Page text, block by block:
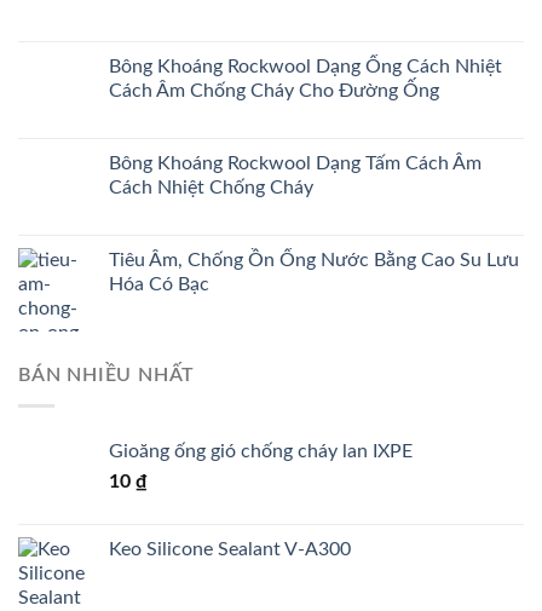
Bông Khoáng Rockwool Dạng Ống Cách Nhiệt
Cách Âm Chống Cháy Cho Đường Ống
Bông Khoáng Rockwool Dạng Tấm Cách Âm
Cách Nhiệt Chống Cháy
Tiêu Âm, Chống Ồn Ống Nước Bằng Cao Su Lưu
Hóa Có Bạc
BÁN NHIỀU NHẤT
Gioăng ống gió chống cháy lan IXPE
10 ₫
Keo Silicone Sealant V-A300